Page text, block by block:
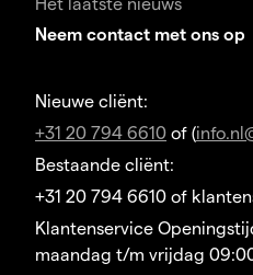
Neem contact met ons op
Nieuwe cliënt:
+31 20 794 6610 of (
Bestaande cliënt:
+31 20 794 6610 of
Klantenservice
maandag t/m vrijdag